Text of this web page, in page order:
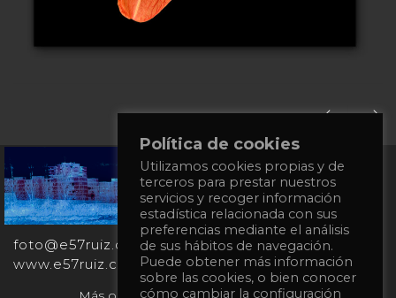
+34
651
862
863
foto@e57ruiz.com
www.e57ruiz.com
Política de cookies
Utilizamos cookies propias y de
terceros para prestar nuestros
servicios y recoger información
estadística relacionada con sus
preferencias mediante el análisis
de sus hábitos de navegación.
Puede obtener más información
sobre las cookies, o bien conocer
cómo cambiar la configuración